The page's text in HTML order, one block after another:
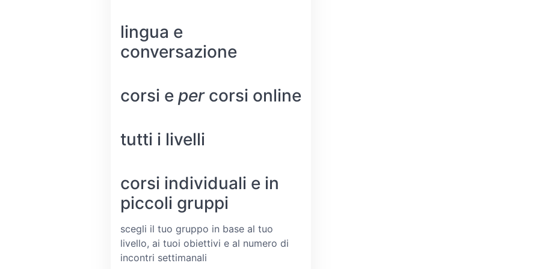
lingua e
conversazione
corsi e percorsi online
tutti i livelli
corsi individuali e in
piccoli gruppi
scegli il tuo gruppo in base al tuo
livello, ai tuoi obiettivi e al numero di
incontri settimanali